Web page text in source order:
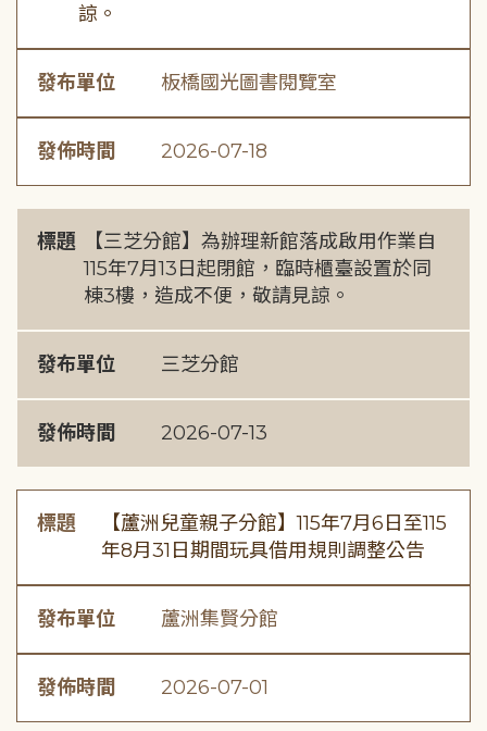
諒。
發布單位 板橋國光圖書閱覽室
發佈時間 2026-07-18
標題
【三芝分館】為辦理新館落成啟用作業自
115年7月13日起閉館，臨時櫃臺設置於同
棟3樓，造成不便，敬請見諒。
發布單位 三芝分館
發佈時間 2026-07-13
標題
【蘆洲兒童親子分館】115年7月6日至115
年8月31日期間玩具借用規則調整公告
發布單位 蘆洲集賢分館
發佈時間 2026-07-01